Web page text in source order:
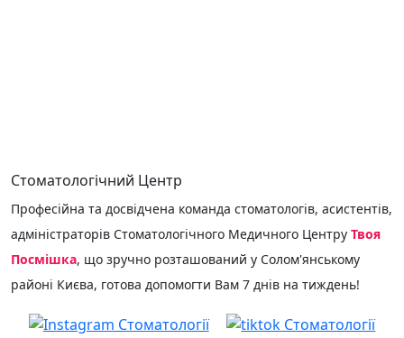
Стоматологічний Центр
Професійна та досвідчена команда стоматологів, асистентів,
адміністраторів Стоматологічного Медичного Центру Твоя
Посмішка, що зручно розташований у Солом'янському
районі Києва, готова допомогти Вам 7 днів на тиждень!